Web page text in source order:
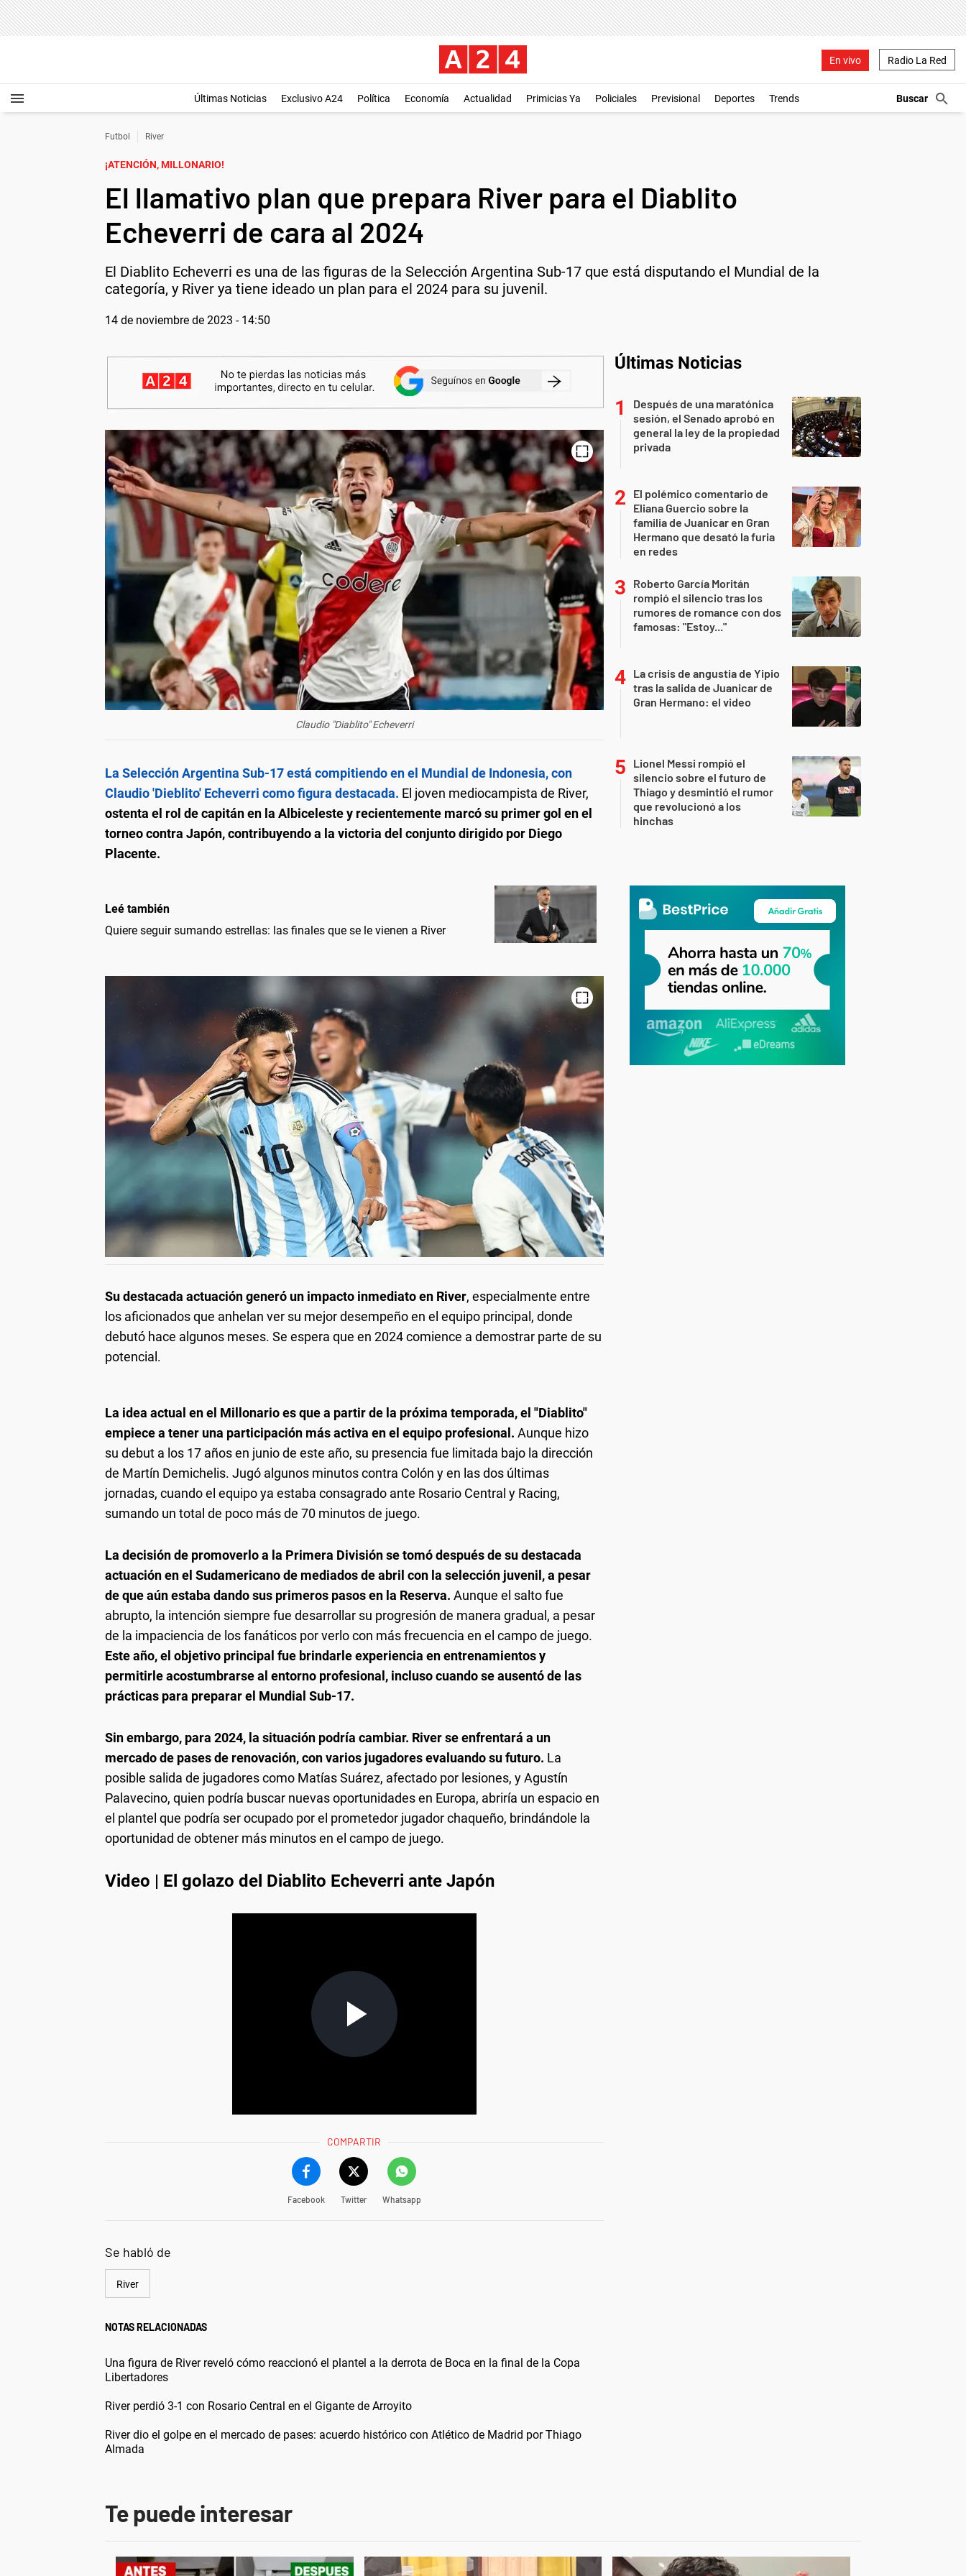
En vivo Radio La Red
Últimas Noticias Exclusivo A24 Política Economía Actualidad Primicias Ya Policiales Previsional Deportes Trends
Futbol River
¡ATENCIÓN, MILLONARIO!
El llamativo plan que prepara River para el Diablito
Echeverri de cara al 2024
El Diablito Echeverri es una de las figuras de la Selección Argentina Sub-17 que está disputando el Mundial de la
categoría, y River ya tiene ideado un plan para el 2024 para su juvenil.
14 de noviembre de 2023 - 14:50
Claudio "Diablito" Echeverri
La Selección Argentina Sub-17 está compitiendo en el Mundial de Indonesia, con
Claudio 'Dieblito' Echeverri como figura destacada. El joven mediocampista de River,
ostenta el rol de capitán en la Albiceleste y recientemente marcó su primer gol en el
torneo contra Japón, contribuyendo a la victoria del conjunto dirigido por Diego
Placente.
Leé también
Quiere seguir sumando estrellas: las finales que se le vienen a River
Su destacada actuación generó un impacto inmediato en River, especialmente entre
los aficionados que anhelan ver su mejor desempeño en el equipo principal, donde
debutó hace algunos meses. Se espera que en 2024 comience a demostrar parte de su
potencial.
La idea actual en el Millonario es que a partir de la próxima temporada, el "Diablito"
empiece a tener una participación más activa en el equipo profesional. Aunque hizo
su debut a los 17 años en junio de este año, su presencia fue limitada bajo la dirección
de Martín Demichelis. Jugó algunos minutos contra Colón y en las dos últimas
jornadas, cuando el equipo ya estaba consagrado ante Rosario Central y Racing,
sumando un total de poco más de 70 minutos de juego.
La decisión de promoverlo a la Primera División se tomó después de su destacada
actuación en el Sudamericano de mediados de abril con la selección juvenil, a pesar
de que aún estaba dando sus primeros pasos en la Reserva. Aunque el salto fue
abrupto, la intención siempre fue desarrollar su progresión de manera gradual, a pesar
de la impaciencia de los fanáticos por verlo con más frecuencia en el campo de juego.
Este año, el objetivo principal fue brindarle experiencia en entrenamientos y
permitirle acostumbrarse al entorno profesional, incluso cuando se ausentó de las
prácticas para preparar el Mundial Sub-17.
Sin embargo, para 2024, la situación podría cambiar. River se enfrentará a un
mercado de pases de renovación, con varios jugadores evaluando su futuro. La
posible salida de jugadores como Matías Suárez, afectado por lesiones, y Agustín
Palavecino, quien podría buscar nuevas oportunidades en Europa, abriría un espacio en
el plantel que podría ser ocupado por el prometedor jugador chaqueño, brindándole la
oportunidad de obtener más minutos en el campo de juego.
Video | El golazo del Diablito Echeverri ante Japón
COMPARTIR
Facebook Twitter Whatsapp
Se habló de
River
NOTAS RELACIONADAS
Una figura de River reveló cómo reaccionó el plantel a la derrota de Boca en la final de la Copa
Libertadores
River perdió 3-1 con Rosario Central en el Gigante de Arroyito
River dio el golpe en el mercado de pases: acuerdo histórico con Atlético de Madrid por Thiago
Almada
Últimas Noticias
Después de una maratónica
sesión, el Senado aprobó en
general la ley de la propiedad
privada
El polémico comentario de
Eliana Guercio sobre la
familia de Juanicar en Gran
Hermano que desató la furia
en redes
Roberto García Moritán
rompió el silencio tras los
rumores de romance con dos
famosas: "Estoy..."
La crisis de angustia de Yipio
tras la salida de Juanicar de
Gran Hermano: el video
Lionel Messi rompió el
silencio sobre el futuro de
Thiago y desmintió el rumor
que revolucionó a los
hinchas
Te puede interesar